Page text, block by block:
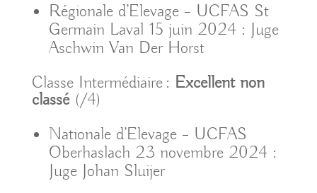
Régionale d’Elevage – UCFAS St
Germain Laval 15 juin 2024 : Juge
Aschwin Van Der Horst
Classe Intermédiaire : Excellent non
classé (/4)
Nationale d’Elevage – UCFAS
Oberhaslach 23 novembre 2024 :
Juge Johan Sluijer